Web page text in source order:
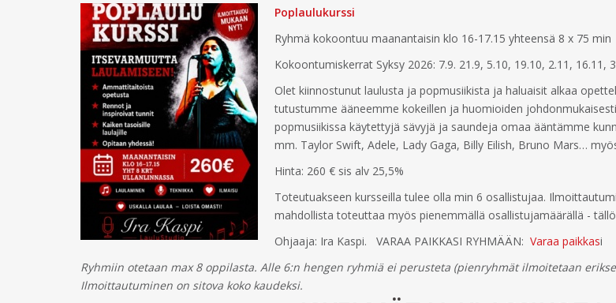
Poplaulukurssi
Ryhmä kokoontuu maanantaisin klo 16-17.15 yhteensä 8 x 75 min
Kokoontumiskerrat Syksy 2026: 7.9. 21.9, 5.10, 19.10, 2.11, 16.11,
Olet kiinnostunut laulusta ja popmusiikista ja haluaisit alkaa
tutustumme ääneemme kokeillen ja huomioiden
popmusiikissa käytettyjä sävyjä ja saundeja omaa ääntämme
mm. Taylor Swift, Adele, Lady Gaga, Billy Eilish, Bruno Mars…
Hinta: 260 € sis alv 25,5%
Toteutuakseen kursseilla tulee olla min 6 osallistujaa.
mahdollista toteuttaa myös pienemmällä osallistujamäärällä -
Ohjaaja: Ira Kaspi. VARAA PAIKKASI RYHMÄÄN: Varaa paikkasi
Ryhmiin otetaan max 8 oppilasta. Alle 6:n hengen ryhmiä ei perusteta (pienryhmät ilmoitetaan
Ilmoittautuminen on sitova koko kaudeksi.